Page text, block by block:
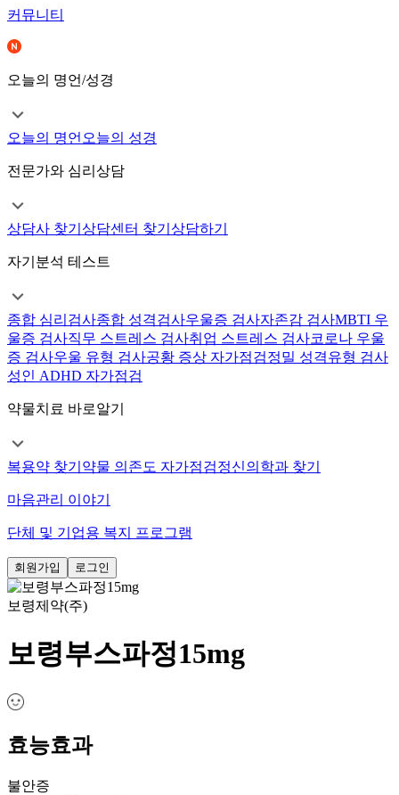
커뮤니티
오늘의 명언/성경
오늘의 명언 오늘의 성경
전문가와 심리상담
상담사 찾기 상담센터 찾기 상담하기
자기분석 테스트
종합 심리검사종합 성격검사우울증 검사자존감 검사MBTI 우
울증 검사직무 스트레스 검사취업 스트레스 검사코로나 우울
증 검사우울 유형 검사공황 증상 자가점검정밀 성격유형 검사
성인 ADHD 자가점검
약물치료 바로알기
복용약 찾기 약물 의존도 자가점검정신의학과 찾기
마음관리 이야기
단체 및 기업용 복지 프로그램
회원가입 로그인
보령제약(주)
보령부스파정15mg
효능효과
불안증